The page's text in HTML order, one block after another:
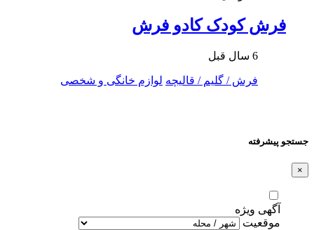
فرش کودک کادو فرش
6 سال قبل
فرش / گلیم / قالیچه لوازم خانگی و شخصی
جستجو پیشرفته
×
آگهی ویژه
موقعیت